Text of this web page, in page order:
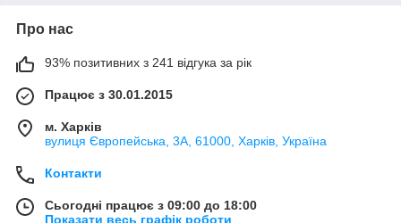
Про нас
93% позитивних з 241 відгука за рік
Працює з 30.01.2015
м. Харків
вулиця Європейська, 3А, 61000, Харків, Україна
Контакти
Сьогодні працює з 09:00 до 18:00
Показати весь графік роботи